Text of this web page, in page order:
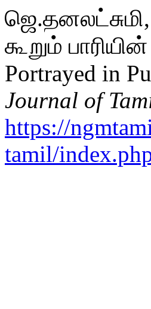
கூறும்
Portrayed in
Journal of
https://
tamil/